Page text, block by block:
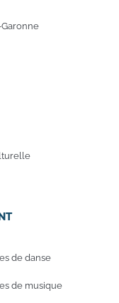
de danse
de musique